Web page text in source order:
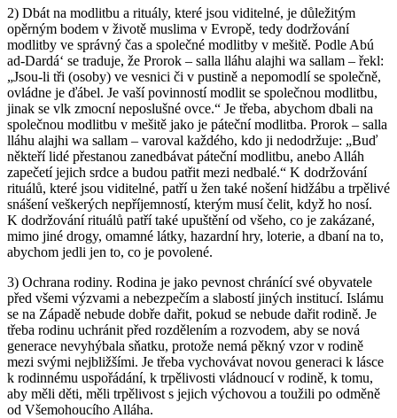
2) Dbát na modlitbu a rituály, které jsou viditelné, je důležitým
opěrným bodem v životě muslima v Evropě, tedy dodržování
modlitby ve správný čas a společné modlitby v mešitě. Podle Abú
ad-Dardá‘ se traduje, že Prorok – salla lláhu alajhi wa sallam – řekl:
„Jsou-li tři (osoby) ve vesnici či v pustině a nepomodlí se společně,
ovládne je ďábel. Je vaší povinností modlit se společnou modlitbu,
jinak se vlk zmocní neposlušné ovce.“ Je třeba, abychom dbali na
společnou modlitbu v mešitě jako je páteční modlitba. Prorok – salla
lláhu alajhi wa sallam – varoval každého, kdo ji nedodržuje: „Buď
někteří lidé přestanou zanedbávat páteční modlitbu, anebo Alláh
zapečetí jejich srdce a budou patřit mezi nedbalé.“ K dodržování
rituálů, které jsou viditelné, patří u žen také nošení hidžábu a trpělivé
snášení veškerých nepříjemností, kterým musí čelit, když ho nosí.
K dodržování rituálů patří také upuštění od všeho, co je zakázané,
mimo jiné drogy, omamné látky, hazardní hry, loterie, a dbaní na to,
abychom jedli jen to, co je povolené.
3) Ochrana rodiny. Rodina je jako pevnost chránící své obyvatele
před všemi výzvami a nebezpečím a slabostí jiných institucí. Islámu
se na Západě nebude dobře dařit, pokud se nebude dařit rodině. Je
třeba rodinu uchránit před rozdělením a rozvodem, aby se nová
generace nevyhýbala sňatku, protože nemá pěkný vzor v rodině
mezi svými nejbližšími. Je třeba vychovávat novou generaci k lásce
k rodinnému uspořádání, k trpělivosti vládnoucí v rodině, k tomu,
aby měli děti, měli trpělivost s jejich výchovou a toužili po odměně
od Všemohoucího Alláha.